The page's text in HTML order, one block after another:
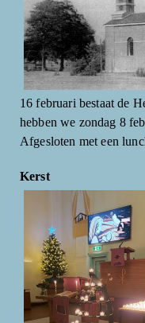
16 februari bestaat de
hebben we zondag 8
Afgesloten met een
Kerst